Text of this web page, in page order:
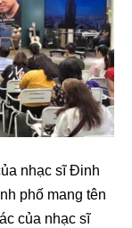
nhạc sĩ Đinh
phố mang tên
của nhạc sĩ